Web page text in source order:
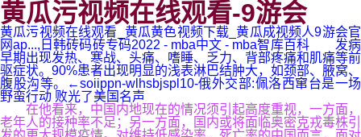
黄瓜污视频在线观看-9游会
黄瓜污视频在线观看_黄瓜黄色视频下载_黄瓜成视频人9游会官
网ap...,日韩砖码砖专码2022 - mba中文 - mba智库百科 发病
早期出现发热、寒战、头痛、嗜睡、乏力、背部疼痛和肌痛等前
驱症状。90%患者出现明显的浅表淋巴结肿大，如颈部、腋窝、
腹股沟等。←soiippn-wlhsbjspl10-俄外交部:佩洛西窜台是一场
野蛮行动 败光了美国名声
在他看来，中国内地现在的情况须引起高度重视，一方面，
老年人的接种率不足；另一方面，国内或将面临奥密克戎毒株引